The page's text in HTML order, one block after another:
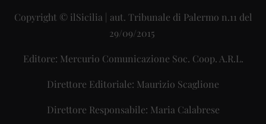
Copyright © ilSicilia | aut. Tribunale di Palermo n.11 del
29/09/2015
Editore: Mercurio Comunicazione Soc. Coop. A.R.L.
Direttore Editoriale: Maurizio Scaglione
Direttore Responsabile: Maria Calabrese